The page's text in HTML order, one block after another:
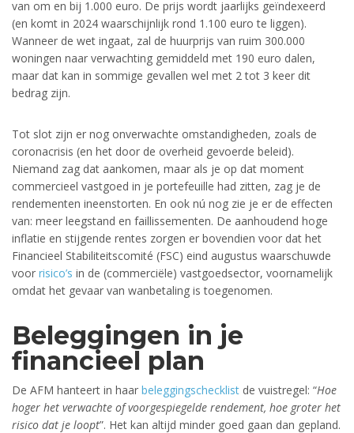
van om en bij 1.000 euro. De prijs wordt jaarlijks geïndexeerd
(en komt in 2024 waarschijnlijk rond 1.100 euro te liggen).
Wanneer de wet ingaat, zal de huurprijs van ruim 300.000
woningen naar verwachting gemiddeld met 190 euro dalen,
maar dat kan in sommige gevallen wel met 2 tot 3 keer dit
bedrag zijn.
Tot slot zijn er nog onverwachte omstandigheden, zoals de
coronacrisis (en het door de overheid gevoerde beleid).
Niemand zag dat aankomen, maar als je op dat moment
commercieel vastgoed in je portefeuille had zitten, zag je de
rendementen ineenstorten. En ook nú nog zie je er de effecten
van: meer leegstand en faillissementen. De aanhoudend hoge
inflatie en stijgende rentes zorgen er bovendien voor dat het
Financieel Stabiliteitscomité (FSC) eind augustus waarschuwde
voor risico’s in de (commerciële) vastgoedsector, voornamelijk
omdat het gevaar van wanbetaling is toegenomen.
Beleggingen in je
financieel plan
De AFM hanteert in haar beleggingschecklist de vuistregel: “Hoe
hoger het verwachte of voorgespiegelde rendement, hoe groter het
risico dat je loopt”. Het kan altijd minder goed gaan dan gepland.